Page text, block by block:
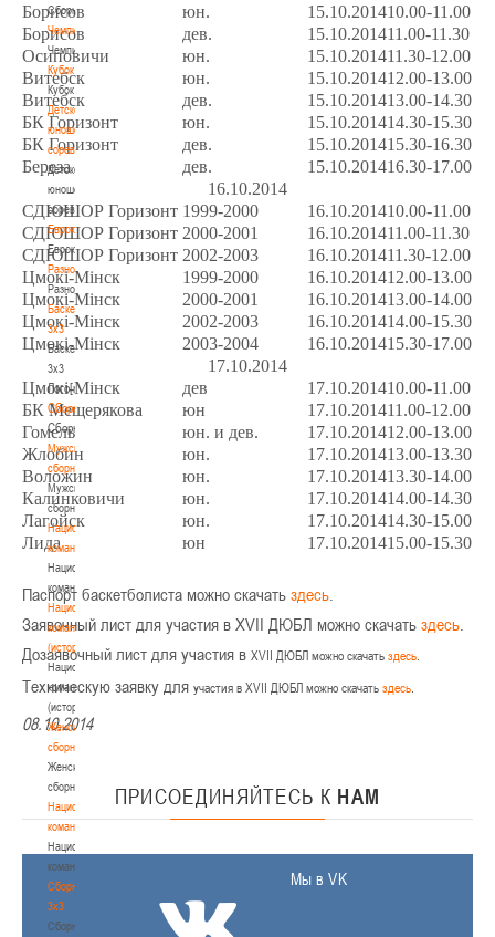
Сборные
Чемпионат
Чемпионат
Кубок
Кубок
Детско-
юношеские
соревнования
Детско-
юношеские
соревнования
Еврокубки
Еврокубки
Разное
Разное
Баскетбол
3х3
Баскетбол
3х3
Лого[modid=121]
Сборные
Сборные
Мужские
сборные
Мужские
сборные
Национальная
команда
Национальная
команда
Национальная
команда
(история)
Национальная
команда
(история)
Женские
сборные
Женские
сборные
Национальная
команда
Национальная
команда
Сборные
3х3
Сборные
Борисов
юн. 15.10.201410.00-11.00
Борисов
дев. 15.10.201411.00-11.30
Осиповичи
юн. 15.10.201411.30-12.00
Витебск
юн. 15.10.201412.00-13.00
Витебск
дев. 15.10.201413.00-14.30
БК Горизонт
юн. 15.10.201414.30-15.30
БК Горизонт
дев. 15.10.201415.30-16.30
Береза
дев. 15.10.201416.30-17.00
16.10.2014
СДЮШОР Горизонт 1999-2000 16.10.201410.00-11.00
СДЮШОР Горизонт 2000-2001 16.10.201411.00-11.30
СДЮШОР Горизонт 2002-2003 16.10.201411.30-12.00
Цмокi-Мiнск
1999-2000 16.10.201412.00-13.00
Цмокi-Мiнск
2000-2001 16.10.201413.00-14.00
Цмокi-Мiнск
2002-2003 16.10.201414.00-15.30
Цмокi-Мiнск
2003-2004 16.10.201415.30-17.00
17.10.2014
Цмокi-Мiнск
дев 17.10.201410.00-11.00
БК Мещерякова
юн 17.10.201411.00-12.00
Гомель
юн. и дев. 17.10.201412.00-13.00
Жлобин
юн. 17.10.201413.00-13.30
Воложин
юн. 17.10.201413.30-14.00
Калинковичи
юн. 17.10.201414.00-14.30
Лагойск
юн. 17.10.201414.30-15.00
Лида
юн 17.10.201415.00-15.30
Паспорт баскетболиста можно скачать здесь
Заявочный лист для участия в XVII ДЮБЛ можно скачать здесь
Дозаявочный лист для участия в XVII ДЮБЛ можно скачать здесь
Техническую заявку для участия в XVII ДЮБЛ можно скачать здесь
08.10.2014
ПРИСОЕДИНЯЙТЕСЬ К НАМ
Мы в VK